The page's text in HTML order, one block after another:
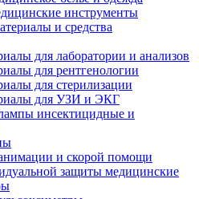
инструменты
и средства
для лаборатории и анализов
для рентгенологии
для стерилизации
для УЗИ и ЭКГ
инсектицидные и
и скорой помощи
защиты медицинские